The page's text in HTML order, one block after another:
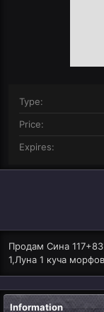
Type
Price
Expires
Продам Сина
1,Луна 1 куча
Information